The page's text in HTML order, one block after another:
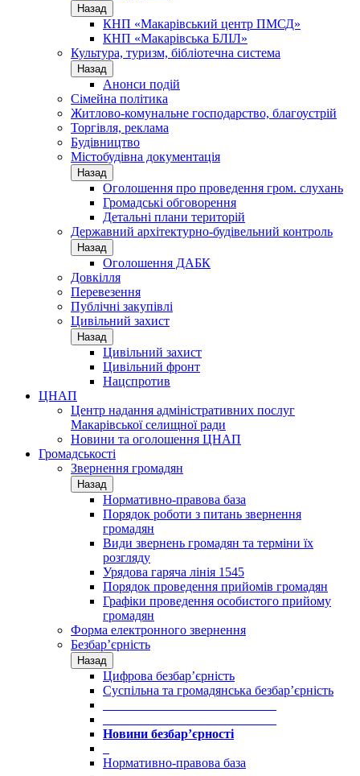
Назад
КНП «Макарівський центр ПМСД»
КНП «Макарівська БЛІЛ»
Культура, туризм, бібліотечна система
Назад
Анонси подій
Сімейна політика
Житлово-комунальне господарство, благоустрій
Торгівля, реклама
Будівництво
Містобудівна документація
Назад
Оголошення про проведення гром. слухань
Громадські обговорення
Детальні плани територій
Державний архітектурно-будівельний контроль
Назад
Оголошення ДАБК
Довкілля
Перевезення
Публічні закупівлі
Цивільний захист
Назад
Цивільний захист
Цивільний фронт
Нацспротив
ЦНАП
Центр надання адміністративних послуг
Макарівської селищної ради
Новини та оголошення ЦНАП
Громадськості
Звернення громадян
Назад
Нормативно-правова база
Порядок роботи з питань звернення
громадян
Види звернень громадян та терміни їх
розгляду
Урядова гаряча лінія 1545
Порядок проведення прийомів громадян
Графіки проведення особистого прийому
громадян
Форма електронного звернення
Безбар’єрність
Назад
Цифрова безбар’єрність
Суспільна та громадянська безбар’єрність
Новини безбар’єрності
Нормативно-правова база